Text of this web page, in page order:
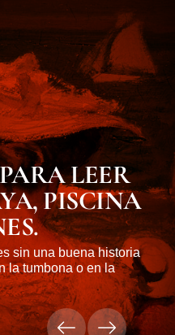
LEER
PISCINA
sin una buena historia
la tumbona o en la